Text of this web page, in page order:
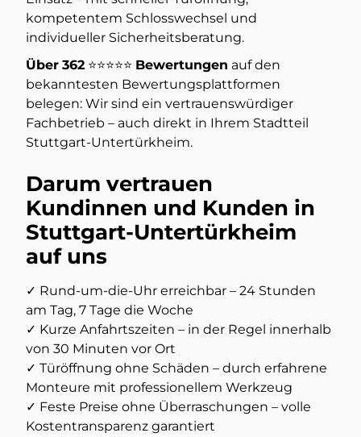
kompetentem Schlosswechsel und
individueller Sicherheitsberatung.
Über 362 ⭐️⭐️⭐️⭐️⭐️ Bewertungen auf den
bekanntesten Bewertungsplattformen
belegen: Wir sind ein vertrauenswürdiger
Fachbetrieb – auch direkt in Ihrem Stadtteil
Stuttgart-Untertürkheim.
Darum vertrauen
Kundinnen und Kunden in
Stuttgart-Untertürkheim
auf uns
✓ Rund-um-die-Uhr erreichbar – 24 Stunden
am Tag, 7 Tage die Woche
✓ Kurze Anfahrtszeiten – in der Regel innerhalb
von 30 Minuten vor Ort
✓ Türöffnung ohne Schäden – durch erfahrene
Monteure mit professionellem Werkzeug
✓ Feste Preise ohne Überraschungen – volle
Kostentransparenz garantiert